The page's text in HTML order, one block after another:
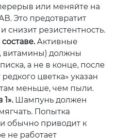
или меняйте на
Это предотвратит
снизит резистентность.
Активные
витамины) должны
а не в конце, после
цветка» указан
там меньше, чем пыли.
1».Шампунь должен
Попытка
обычно приводит к
не работает